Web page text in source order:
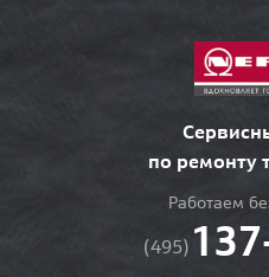
по ремонту
Работаем
(495)